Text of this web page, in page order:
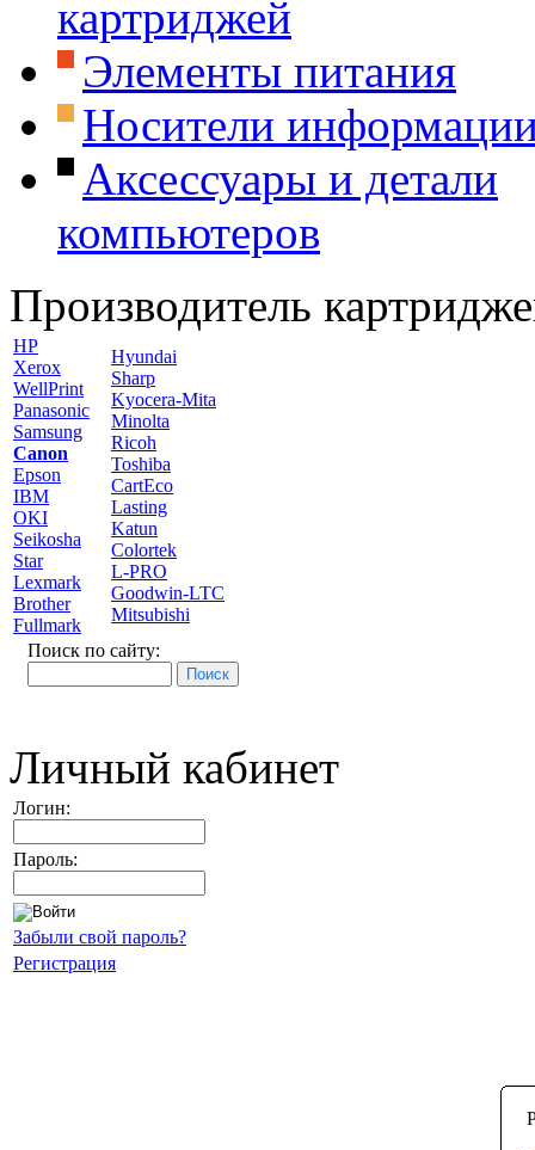
картриджей
Элементы питания
Носители
Аксессуары и детали
компьютеров
Производитель
HP
Xerox
WellPrint
Panasonic
Samsung
Canon
Epson
IBM
OKI
Seikosha
Star
Lexmark
Brother
Fullmark
Hyundai
Sharp
Kyocera-Mita
Minolta
Ricoh
Toshiba
CartEco
Lasting
Katun
Colortek
L-PRO
Goodwin-LTC
Mitsubishi
Поиск по сайту:
Личный кабинет
Логин:
Пароль:
Забыли свой пароль?
Регистрация